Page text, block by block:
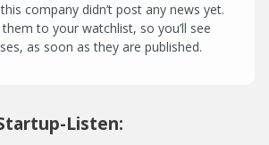
company didn’t post any news yet.
to your watchlist, so you’ll see
as soon as they are published.
Listen: